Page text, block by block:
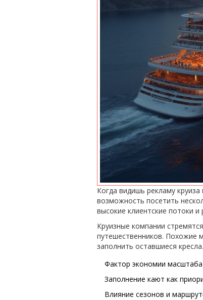
Когда видишь рекламу
возможность посетить
высокие клиентские потоки
Круизные компании
путешественников. Похожие
заполнить оставшиеся
Фактор экономии масштаба
Заполнение кают как
Влияние сезонов и